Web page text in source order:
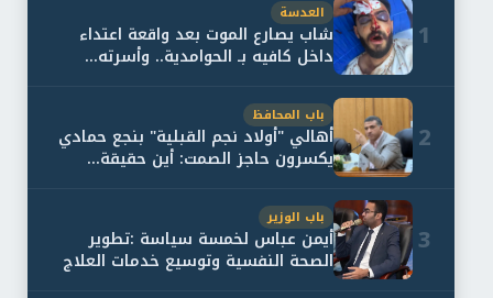
1
العدسة
شاب يصارع الموت بعد واقعة اعتداء
داخل كافيه بـ الحوامدية.. وأسرته...
2
باب المحافظ
أهالي "أولاد نجم القبلية" بنجع حمادي
يكسرون حاجز الصمت: أين حقيقة...
3
باب الوزير
أيمن عباس لخمسة سياسة :تطوير
الصحة النفسية وتوسيع خدمات العلاج